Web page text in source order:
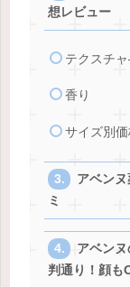
想レビュー
テクスチ
香り
サイズ別価
アベン
ミ
アベン
判通り！顔も